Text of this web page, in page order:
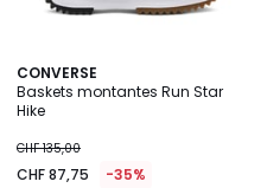
CONVERSE
Baskets montantes Run Star
Hike
CHF 135,00
CHF 87,75 -35%
4,8
/ 5